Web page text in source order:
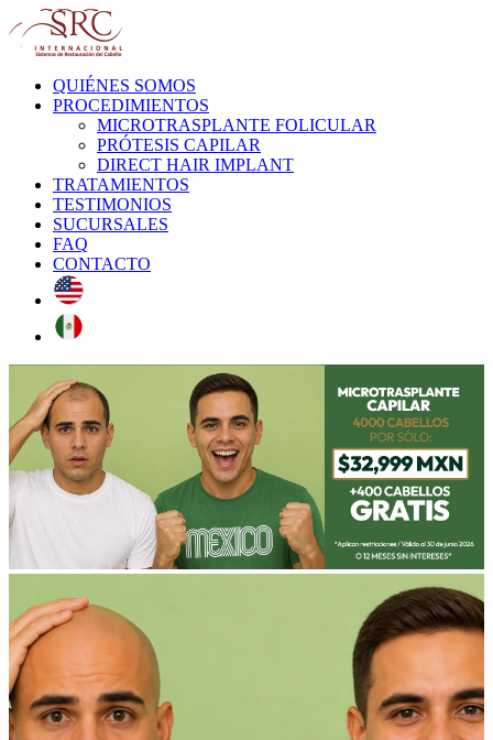
QUIÉNES SOMOS
PROCEDIMIENTOS
MICROTRASPLANTE FOLICULAR
PRÓTESIS CAPILAR
DIRECT HAIR IMPLANT
TRATAMIENTOS
TESTIMONIOS
SUCURSALES
FAQ
CONTACTO